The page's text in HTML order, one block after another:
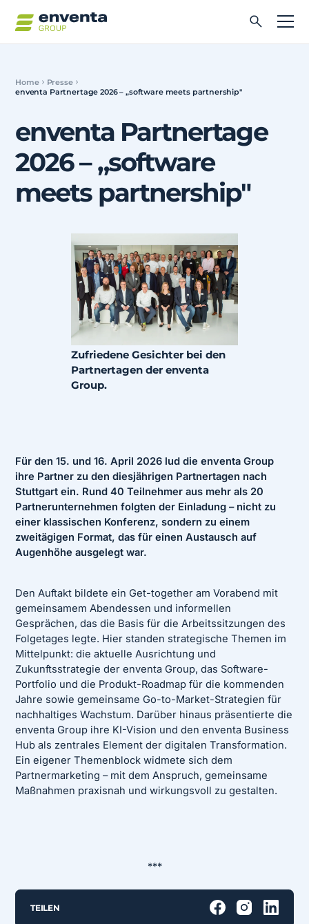
Home
Presse
enventa Partnertage 2026 – „software meets partnership"
enventa Partnertage
2026 – „software
meets partnership"
Zufriedene Gesichter bei den
Partnertagen der enventa
Group.
Für den 15. und 16. April 2026 lud die enventa Group
ihre Partner zu den diesjährigen Partnertagen nach
Stuttgart ein. Rund 40 Teilnehmer aus mehr als 20
Partnerunternehmen folgten der Einladung – nicht zu
einer klassischen Konferenz, sondern zu einem
zweitägigen Format, das für einen Austausch auf
Augenhöhe ausgelegt war.
Den Auftakt bildete ein Get-together am Vorabend mit
gemeinsamem Abendessen und informellen
Gesprächen, das die Basis für die Arbeitssitzungen des
Folgetages legte. Hier standen strategische Themen im
Mittelpunkt: die aktuelle Ausrichtung und
Zukunftsstrategie der enventa Group, das Software-
Portfolio und die Produkt-Roadmap für die kommenden
Jahre sowie gemeinsame Go-to-Market-Strategien für
nachhaltiges Wachstum. Darüber hinaus präsentierte die
enventa Group ihre KI-Vision und den enventa Business
Hub als zentrales Element der digitalen Transformation.
Ein eigener Themenblock widmete sich dem
Partnermarketing – mit dem Anspruch, gemeinsame
Maßnahmen praxisnah und wirkungsvoll zu gestalten.
***
TEILEN